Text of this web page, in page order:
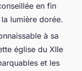
en fin
lumière dorée.
à sa
église du XIIe
et les